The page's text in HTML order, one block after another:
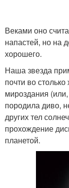
Веками оно
напастей, но на
хорошего.
Наша звезда
почти во
мироздания
породила диво,
других тел
прохождение
планетой.